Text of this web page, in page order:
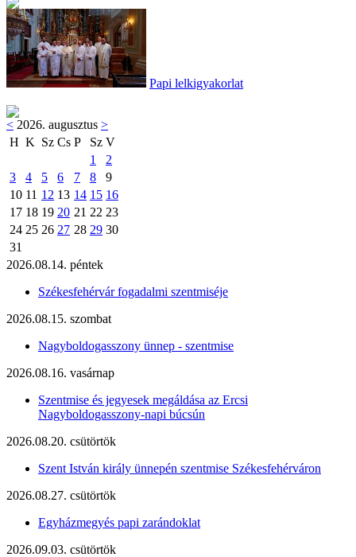
Papi lelkigyakorlat
< 2026. augusztus >
H K Sz Cs P Sz V
1
2
3
4 5 6 7 8
9
10 11 12 13 14 15 16
17 18 19 20 21 22 23
24 25 26 27 28 29 30
31
2026.08.14. péntek
Székesfehérvár fogadalmi szentmiséje
2026.08.15. szombat
Nagyboldogasszony ünnep - szentmise
2026.08.16. vasárnap
Szentmise és jegyesek megáldása az Ercsi
Nagyboldogasszony-napi búcsún
2026.08.20. csütörtök
Szent István király ünnepén szentmise Székesfehérváron
2026.08.27. csütörtök
Egyházmegyés papi zarándoklat
2026.09.03. csütörtök